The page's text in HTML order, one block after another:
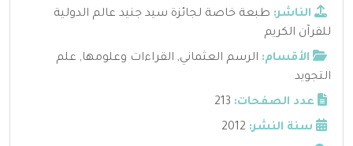
الناشر: طبعة خاصة لجائزة سيد جنيد عالم الدولية
للقرآن الكريم
الأقسام: الرسم العثماني, القراءات وعلومها, علم
التجويد
عدد الصفحات: 213
سنة النشر: 2012